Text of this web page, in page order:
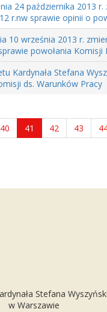
24 października 2013
r.nw sprawie opinii o
10 września 2013 r.
powołania Komisji
Kardynała Stefana
ds. Warunków Pracy
40 41 42 43
Stefana
w Warszawie